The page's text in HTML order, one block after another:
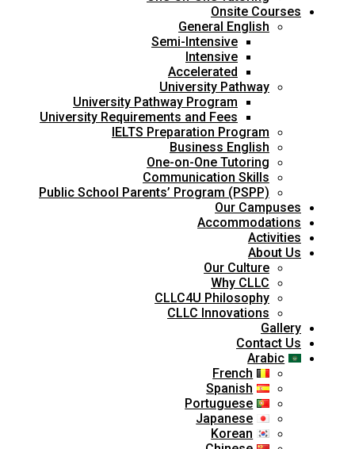
Onsite Courses
General English
Semi-Intensive
Intensive
Accelerated
University Pathway
University Pathway Program
University Requirements and Fees
IELTS Preparation Program
Business English
One-on-One Tutoring
Communication Skills
Public School Parents’ Program (PSPP)
Our Campuses
Accommodations
Activities
About Us
Our Culture
Why CLLC
CLLC4U Philosophy
CLLC Innovations
Gallery
Contact Us
Arabic
French
Spanish
Portuguese
Japanese
Korean